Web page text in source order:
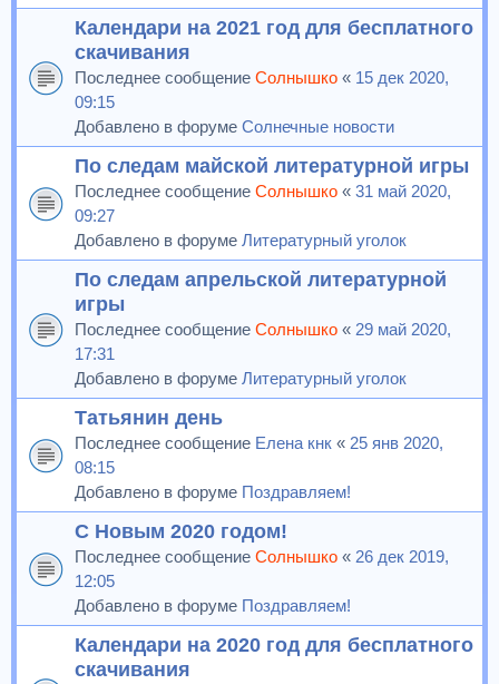
Календари на 2021 год для бесплатного
скачивания
Последнее сообщение Солнышко « 15 дек 2020,
09:15
Добавлено в форуме Солнечные новости
По следам майской литературной игры
Последнее сообщение Солнышко « 31 май 2020,
09:27
Добавлено в форуме Литературный уголок
По следам апрельской литературной
игры
Последнее сообщение Солнышко « 29 май 2020,
17:31
Добавлено в форуме Литературный уголок
Татьянин день
Последнее сообщение Елена кнк « 25 янв 2020,
08:15
Добавлено в форуме Поздравляем!
С Новым 2020 годом!
Последнее сообщение Солнышко « 26 дек 2019,
12:05
Добавлено в форуме Поздравляем!
Календари на 2020 год для бесплатного
скачивания